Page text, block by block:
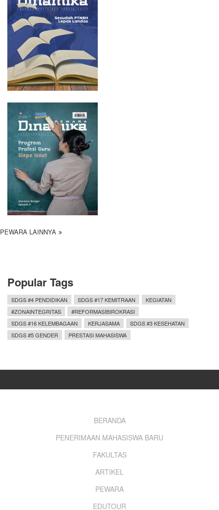
PEWARA LAINNYA
Popular Tags
SDGS #4 PENDIDIKAN SDGS #17 KEMITRAAN
KEGIATAN
#ZONAINTEGRITAS
#REFORMASIBIROKRASI
SDGS #16 KELEMBAGAAN
KERJASAMA
SDGS #3 KESEHATAN
SDGS #5 GENDER
PRESTASI MAHASISWA
BERANDA
PENERIMAAN MAHASISWA BARU
FAKULTAS
ARTIKEL
PEWARA
EDUTOUR